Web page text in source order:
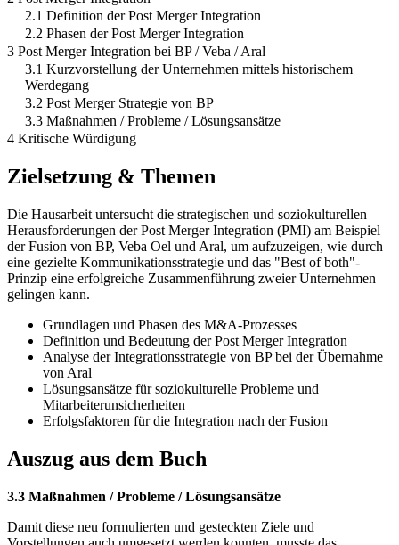
2.1 Definition der Post Merger Integration
2.2 Phasen der Post Merger Integration
3 Post Merger Integration bei BP / Veba / Aral
3.1 Kurzvorstellung der Unternehmen mittels historischem
Werdegang
3.2 Post Merger Strategie von BP
3.3 Maßnahmen / Probleme / Lösungsansätze
4 Kritische Würdigung
Zielsetzung & Themen
Die Hausarbeit untersucht die strategischen und soziokulturellen
Herausforderungen der Post Merger Integration (PMI) am Beispiel
der Fusion von BP, Veba Oel und Aral, um aufzuzeigen, wie durch
eine gezielte Kommunikationsstrategie und das "Best of both"-
Prinzip eine erfolgreiche Zusammenführung zweier Unternehmen
gelingen kann.
Grundlagen und Phasen des M&A-Prozesses
Definition und Bedeutung der Post Merger Integration
Analyse der Integrationsstrategie von BP bei der Übernahme
von Aral
Lösungsansätze für soziokulturelle Probleme und
Mitarbeiterunsicherheiten
Erfolgsfaktoren für die Integration nach der Fusion
Auszug aus dem Buch
3.3 Maßnahmen / Probleme / Lösungsansätze
Damit diese neu formulierten und gesteckten Ziele und